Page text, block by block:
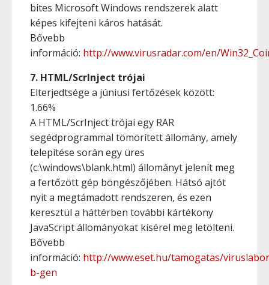
bites Microsoft Windows rendszerek alatt
képes kifejteni káros hatását.
Bővebb
információ: http://www.virusradar.com/en/
7. HTML/ScrInject trójai
Elterjedtsége a júniusi fertőzések között:
1.66%
A HTML/ScrInject trójai egy RAR
segédprogrammal tömörített állomány, amely
telepítése során egy üres
(c:\windows\blank.html) állományt jelenít meg
a fertőzött gép böngészőjében. Hátsó ajtót
nyit a megtámadott rendszeren, és ezen
keresztül a háttérben további kártékony
JavaScript állományokat kísérel meg letölteni.
Bővebb
információ: http://www.eset.hu/tamogatas/
b-gen